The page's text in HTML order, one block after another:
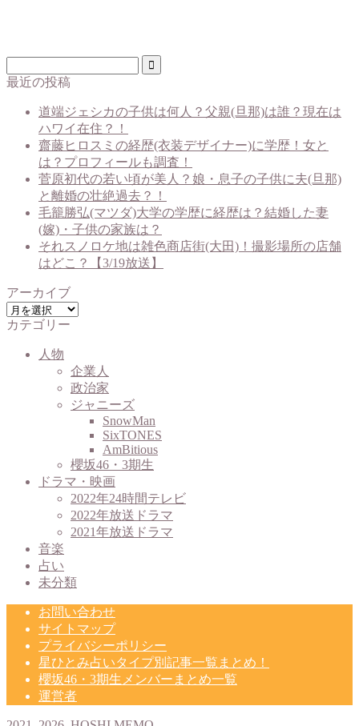
最近の投稿
道端ジェシカの子供は何人？父親(旦那)は誰？現在は
ハワイ在住？！
齋藤ヒロスミの経歴(衣装デザイナー)に学歴！女と
は？プロフィールも調査！
菅原初代の若い頃が美人？娘・息子の子供に夫(旦那)
と離婚の壮絶過去？！
毛籠勝弘(マツダ)大学の学歴に経歴は？結婚した妻
(嫁)・子供の家族は？
それスノロケ地は雑色商店街(大田)！撮影場所の店舗
はどこ？【3/19放送】
アーカイブ
ア
ー
カテゴリー
人物
企業人
政治家
ジャニーズ
SnowMan
SixTONES
AmBitious
櫻坂46・3期生
ドラマ・映画
2022年24時間テレビ
2022年放送ドラマ
2021年放送ドラマ
音楽
占い
未分類
お問い合わせ
サイトマップ
プライバシーポリシー
星ひとみ占いタイプ別記事一覧まとめ！
櫻坂46・3期生メンバーまとめ一覧
運営者